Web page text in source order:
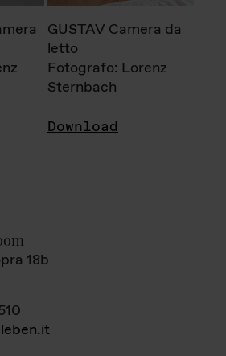
GUSTAV Camera da
letto
Fotografo: Lorenz
Sternbach
Download
18b